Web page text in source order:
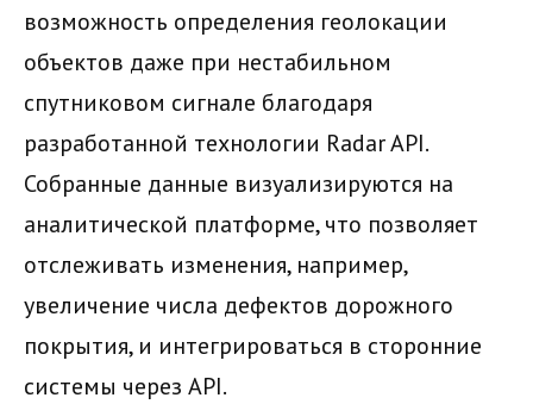
возможность определения геолокации
объектов даже при нестабильном
спутниковом сигнале благодаря
разработанной технологии Radar API.
Собранные данные визуализируются на
аналитической платформе, что позволяет
отслеживать изменения, например,
увеличение числа дефектов дорожного
покрытия, и интегрироваться в сторонние
системы через API.